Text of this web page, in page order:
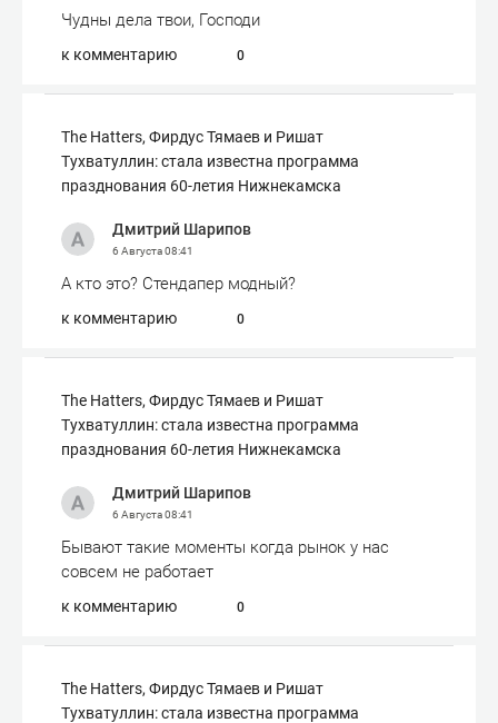
Чудны дела твои, Господи
к комментарию 0
The Hatters, Фирдус Тямаев и Ришат
Тухватуллин: стала известна программа
празднования 60-летия Нижнекамска
Дмитрий Шарипов
6 Августа08:41
А кто это? Стендапер модный?
к комментарию 0
The Hatters, Фирдус Тямаев и Ришат
Тухватуллин: стала известна программа
празднования 60-летия Нижнекамска
Дмитрий Шарипов
6 Августа08:41
Бывают такие моменты когда рынок у нас
совсем не работает
к комментарию 0
The Hatters, Фирдус Тямаев и Ришат
Тухватуллин: стала известна программа